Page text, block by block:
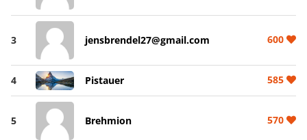
3 jensbrendel27@gmail.com 600
4 Pistauer 585
5 Brehmion 570